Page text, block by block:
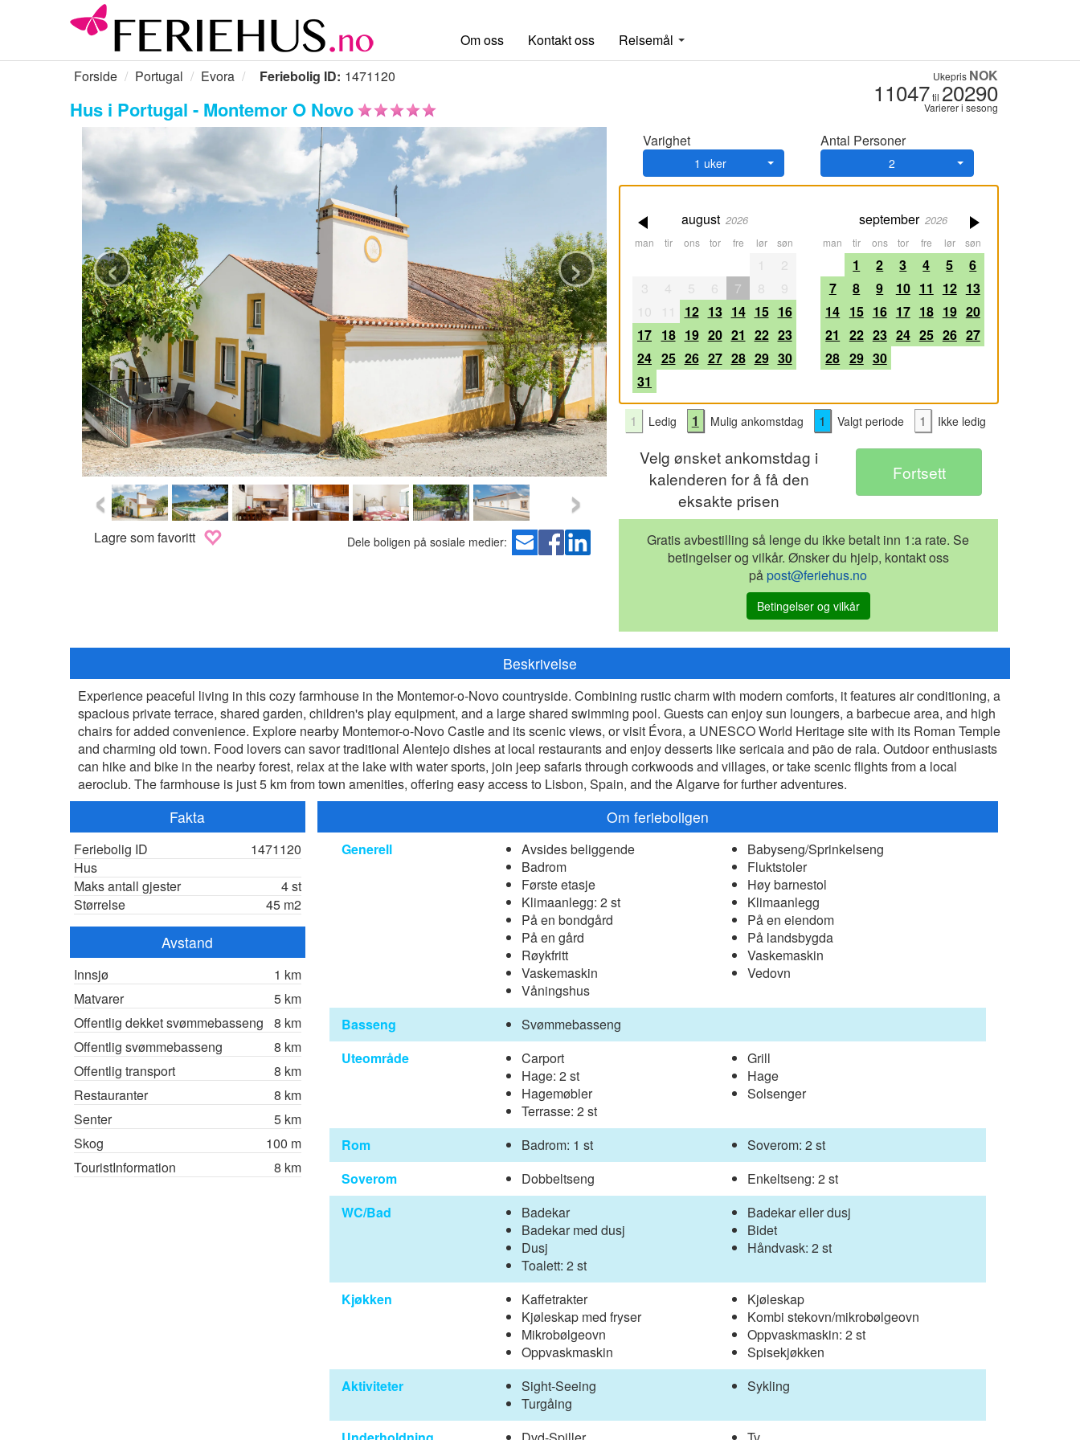
Om oss Kontakt oss
Reisemål
Forside
Portugal Evora Feriebolig ID: 1471120
Hus i Portugal - Montemor O Novo
Ukepris NOK
11047til 20290
Varierer i sesong
‹ ›
‹ ›
Lagre som favoritt Dele boligen på sosiale medier:
Varighet
1 uker
Antal Personer
2
august 2026
man tir ons tor fre lør søn
1
2
3
4 5 6 7 8
9
10
11 12 13 14 15 16
17 18 19 20 21 22 23
24 25 26 27 28 29 30
31
september 2026
man tir ons tor fre lør søn
1 2 3 4 5
6
7
8 9 10 11 12 13
14 15 16 17 18 19 20
21
22 23 24 25 26 27
28 29 30
1 Ledig 1 Mulig ankomstdag 1 Valgt periode 1 Ikke ledig
Velg ønsket ankomstdag i
kalenderen for å få den
eksakte prisen
Gratis avbestilling så lenge du ikke betalt inn 1:a rate. Se
betingelser og vilkår. Ønsker du hjelp, kontakt oss
på post@feriehus.no
Betingelser og vilkår
Beskrivelse
Experience peaceful living in this cozy farmhouse in the Montemor-o-Novo countryside. Combining rustic charm with modern comforts, it features air conditioning, a
spacious private terrace, shared garden, children's play equipment, and a large shared swimming pool. Guests can enjoy sun loungers, a barbecue area, and high
chairs for added convenience. Explore nearby Montemor-o-Novo Castle and its scenic views, or visit Évora, a UNESCO World Heritage site with its Roman Temple
and charming old town. Food lovers can savor traditional Alentejo dishes at local restaurants and enjoy desserts like sericaia and pão de rala. Outdoor enthusiasts
can hike and bike in the nearby forest, relax at the lake with water sports, join jeep safaris through corkwoods and villages, or take scenic flights from a local
aeroclub. The farmhouse is just 5 km from town amenities, offering easy access to Lisbon, Spain, and the Algarve for further adventures.
Fakta
Feriebolig ID
1471120
Hus
Maks antall gjester
4 st
Størrelse
45 m2
Avstand
Innsjø
1 km
Matvarer
5 km
Offentlig dekket svømmebasseng
8 km
Offentlig svømmebasseng
8 km
Offentlig transport
8 km
Restauranter
8 km
Senter
5 km
Skog
100 m
TouristInformation
8 km
Om ferieboligen
Generell Avsides beliggende
Babyseng/Sprinkelseng
Badrom
Fluktstoler
Første etasje
Høy barnestol
Klimaanlegg: 2 st
Klimaanlegg
På en bondgård
På en eiendom
På en gård
På landsbygda
Røykfritt
Vaskemaskin
Vaskemaskin
Vedovn
Våningshus
Basseng
Svømmebasseng
Uteområde
Carport
Grill
Hage: 2 st
Hage
Hagemøbler
Solsenger
Terrasse: 2 st
Rom
Badrom: 1 st
Soverom: 2 st
Soverom
Dobbeltseng
Enkeltseng: 2 st
WC/Bad
Badekar
Badekar eller dusj
Badekar med dusj
Bidet
Dusj
Håndvask: 2 st
Toalett: 2 st
Kjøkken
Kaffetrakter
Kjøleskap
Kjøleskap med fryser
Kombi stekovn/mikrobølgeovn
Mikrobølgeovn
Oppvaskmaskin: 2 st
Oppvaskmaskin
Spisekjøkken
Aktiviteter
Sight-Seeing
Sykling
Turgåing